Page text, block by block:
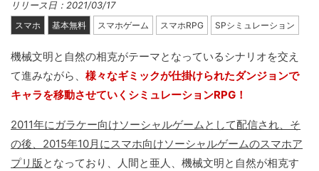
リリース日：2021/03/17
スマホ 基本無料 スマホゲーム スマホRPG SPシミュレーション
機械文明と自然の相克がテーマとなっているシナリオを交え
て進みながら、 様々なギミックが仕掛けられたダンジョンで
キャラを移動させていくシミュレーションRPG！
2011年にガラケー向けソーシャルゲームとして配信され、そ
の後、2015年10月にスマホ向けソーシャルゲームのスマホア
プリ版となっており、人間と亜人、機械文明と自然が相克す